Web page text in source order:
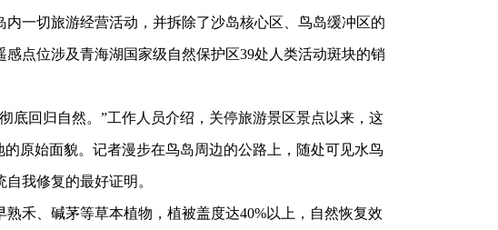
一切旅游经营活动，并拆除了沙岛核心区、鸟岛缓冲区的
点位涉及青海湖国家级自然保护区39处人类活动斑块的销
回归自然。”工作人员介绍，关停旅游景区景点以来，这
原始面貌。记者漫步在鸟岛周边的公路上，随处可见水鸟
我修复的最好证明。
、碱茅等草本植物，植被盖度达40%以上，自然恢复效